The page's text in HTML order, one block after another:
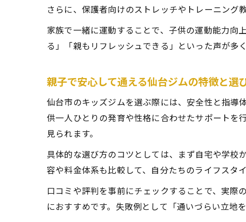
家
仙
さらに、保護者向けのストレッチやトレーニング
家族で一緒に運動することで、子供の運動能力向
る」「親もリフレッシュできる」といった声が多
親子で安心して通える仙台ジムの特徴と選
仙台市のキッズジムを選ぶ際には、安全性と指導
供一人ひとりの発育や性格に合わせたサポートを
見られます。
具体的な選び方のコツとしては、まず自宅や学校
容や料金体系も比較して、自分たちのライフスタ
口コミや評判を事前にチェックすることで、実際
におすすめです。失敗例として「通いづらい立地